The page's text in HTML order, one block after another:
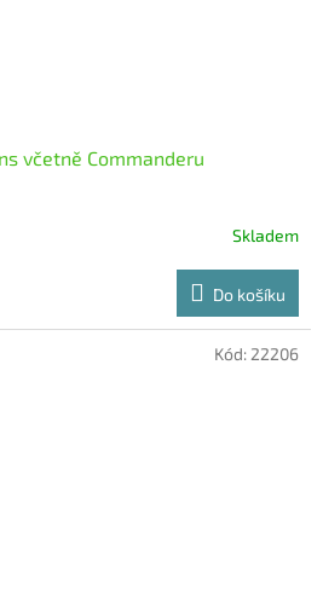
včetně Commanderu
Skladem
Do košíku
Kód: 22206